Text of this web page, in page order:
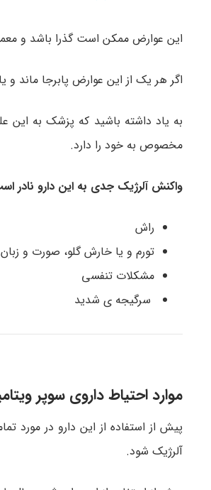
این عوارض ممکن است گذرا باشد و
اگر هر یک از این عوارض پابرجا ماند
به یاد داشته باشید که پزشک به این
مخصوص به خود را دارد.
واکنش آلرژیک جدی به این دارو نادر
راش
تورم و یا خارش گلو، صورت و زبان
مشکلات تنفسی
سرگیجه ی شدید
موارد احتیاط داروی سوپر
پیش از استفاده از این دارو در
آلرژیک شود.